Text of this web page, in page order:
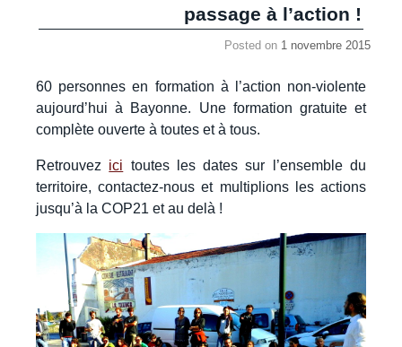
passage à l’action !
Posted on 1 novembre 2015
60 personnes en formation à l’action non-violente
aujourd’hui à Bayonne. Une formation gratuite et
complète ouverte à toutes et à tous.
Retrouvez ici toutes les dates sur l’ensemble du
territoire, contactez-nous et multiplions les actions
jusqu’à la COP21 et au delà !